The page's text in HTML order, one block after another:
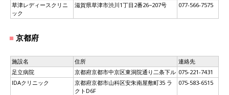
草津レディースクリニ
ック
滋賀県草津市渋川1丁目2番26−207号 077-566-7575
京都府
施設名 住所
連絡先
足立病院
京都府京都市中京区東洞院通り二条下ル 075-221-7431
IDAクリニック
京都府京都市山科区安朱南屋敷町35 ラ
クトD6F
075-583-6515